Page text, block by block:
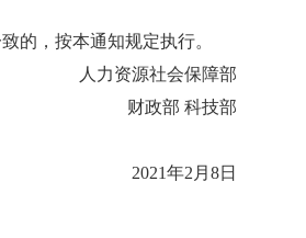
的，按本通知规定执行。
障部
财政部 科技部
2021年2月8日